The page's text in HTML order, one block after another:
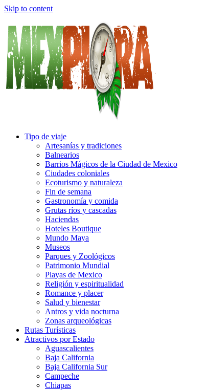
Skip to content
Tipo de viaje
Artesanías y tradiciones
Balnearios
Barrios Mágicos de la Ciudad de Mexico
Ciudades coloniales
Ecoturismo y naturaleza
Fin de semana
Gastronomía y comida
Grutas ríos y cascadas
Haciendas
Hoteles Boutique
Mundo Maya
Museos
Parques y Zoológicos
Patrimonio Mundial
Playas de Mexico
Religión y espiritualidad
Romance y placer
Salud y bienestar
Antros y vida nocturna
Zonas arqueológicas
Rutas Turísticas
Atractivos por Estado
Aguascalientes
Baja California
Baja California Sur
Campeche
Chiapas